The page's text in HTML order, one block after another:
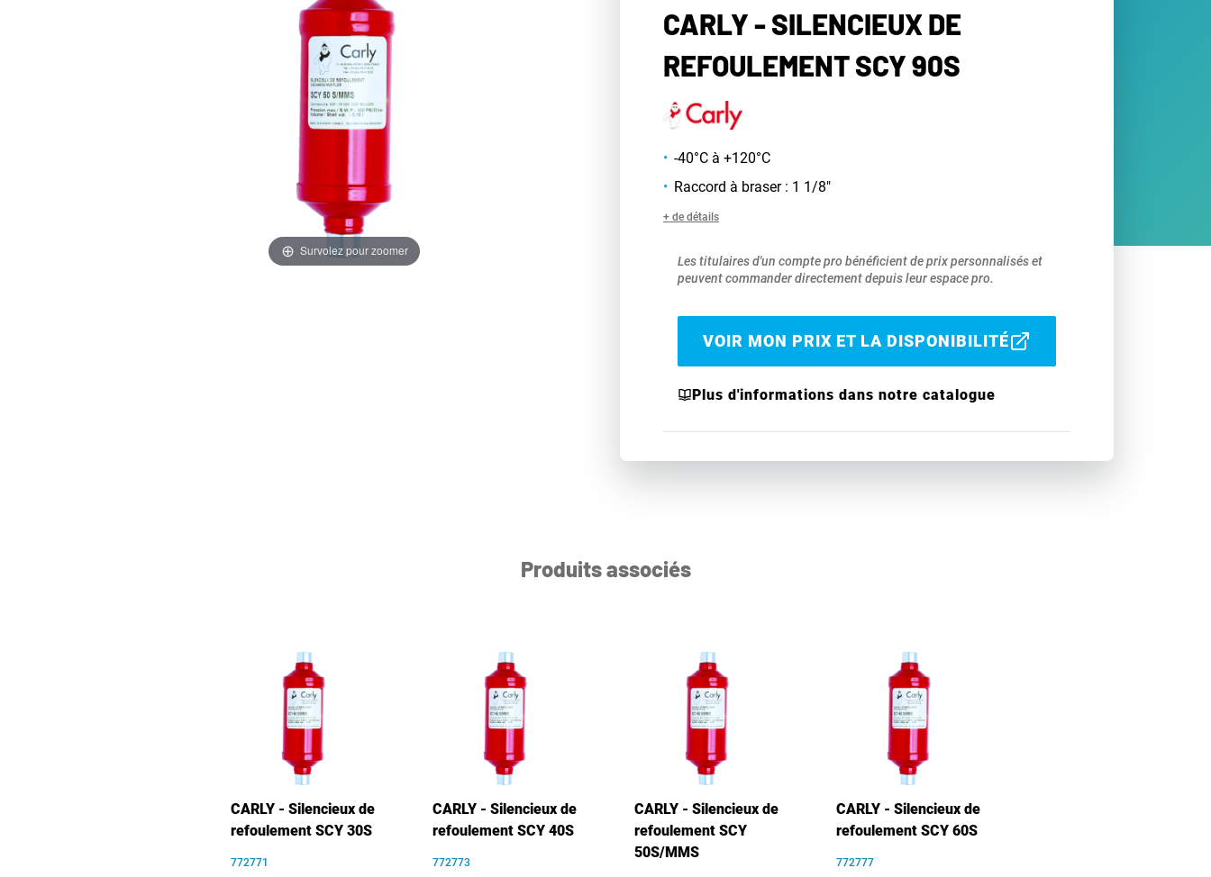
Survolez pour zoomer
CARLY - SILENCIEUX DE
REFOULEMENT SCY 90S
-40°C à +120°C
Raccord à braser : 1 1/8"
+ de détails
Les titulaires d'un compte pro bénéficient de prix personnalisés et
peuvent commander directement depuis leur espace pro.
VOIR MON PRIX ET LA DISPONIBILITÉ
Plus d'informations dans notre catalogue
Produits associés
CARLY - Silencieux de
refoulement SCY 30S
772771
CARLY - Silencieux de
refoulement SCY 40S
772773
CARLY - Silencieux de
refoulement SCY
50S/MMS
CARLY - Silencieux de
refoulement SCY 60S
772777